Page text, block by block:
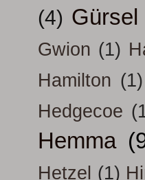
(4) Gürsel
Gwion (1)
Hamilton (1)
Hedgecoe
Hemma
Hetzel (1)